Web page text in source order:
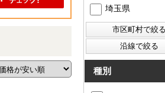
埼玉県
種別